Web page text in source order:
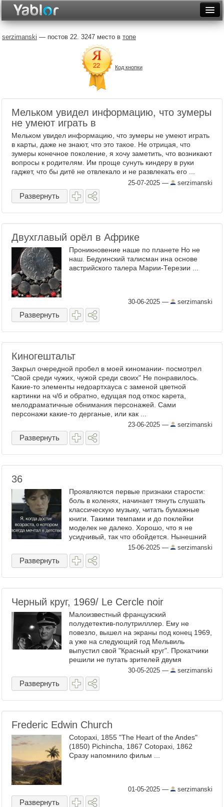
Неделя
Месяц
Рейтинги
Архив
serzimanski — постов 22. 3247 место в топе
Код кнопки
Мельком увидел информацию, что зумеры
не умеют играть в
Мельком увидел информацию, что зумеры не умеют играть
в карты, даже не знают, что это такое. Не отрицая, что
зумеры конечное поколение, я хочу заметить, что возникают
вопросы к родителям. Им проще сунуть киндеру в руки
гаджет, что бы дитё не отвлекало и не развлекать его ...
25-07-2025 — serzimanski
Развернуть
Двухглавый орёл в Африке
Проникновение наше по планете Но не
наш. Бедуинский талисман ина основе
австрийского талера Марии-Терезии ...
30-06-2025 — serzimanski
Развернуть
Киногештальт
Закрыл очередной пробел в моей киномании- посмотрел
"Свой среди чужих, чужой среди своих" Не понравилось.
Какие-то элементы недоартхауса с заменой цветной
картинки на ч/б и обратно, едущая под откос карета,
мелодраматичные обнимания персонажей. Сами
персонажи какие-то дерганые, или как ...
23-06-2025 — serzimanski
Развернуть
36
Проявляются первые признаки старости:
боль в коленях, начинает тянуть слушать
классическую музыку, читать бумажные
книги. Такими темпами и до поклейки
моделек не далеко. Хорошо, что я не
усидчивый, так что обойдется. Нынешний
год, по идее должен быть мои удачливым
годом,это год змеи, в ...
15-06-2025 — serzimanski
Развернуть
Черный круг, 1969/ Le Cercle noir
Малоизвестный французский
полудетектив-полутрилллер. Ему не
повезло, вышел на экраны под конец 1969,
а уже на следующий год Мельвиль
выпустил свой "Красный круг". Прокатчики
решили не путать зрителей двумя
фильмами с похожими названиями и
фильм сняли с проката. Действие
происходит в ...
30-05-2025 — serzimanski
Развернуть
Frederic Edwin Church
Cotopaxi, 1855 "The Heart of the Andes"
(1850) Pichincha, 1867 Cotopaxi, 1862
Сразу напомнило фильм ...
01-05-2025 — serzimanski
Развернуть